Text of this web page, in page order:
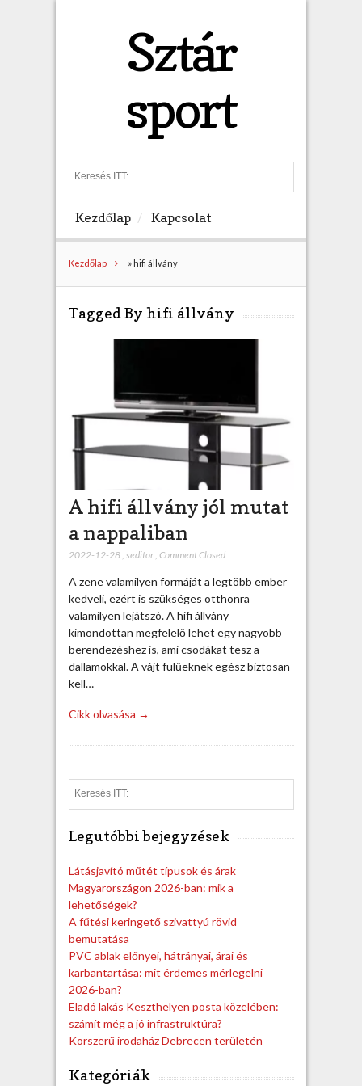
Sztár
sport
e
h
Kezdőlap Kapcsolat
Kezdőlap » hifi állvány
Tagged By hifi állvány
A hifi állvány jól mutat
a nappaliban
2022-12-28, seditor, Comment Closed
A zene valamilyen formáját a legtöbb ember
kedveli, ezért is szükséges otthonra
valamilyen lejátszó. A hifi állvány
kimondottan megfelelő lehet egy nagyobb
berendezéshez is, ami csodákat tesz a
dallamokkal. A vájt fülűeknek egész biztosan
kell…
Cikk olvasása →
e
Legutóbbi bejegyzések
Látásjavító műtét típusok és árak
Magyarországon 2026-ban: mik a
lehetőségek?
A fűtési keringető szivattyú rövid
bemutatása
PVC ablak előnyei, hátrányai, árai és
karbantartása: mit érdemes mérlegelni
2026-ban?
Eladó lakás Keszthelyen posta közelében:
számít még a jó infrastruktúra?
Korszerű irodaház Debrecen területén
Kategóriák